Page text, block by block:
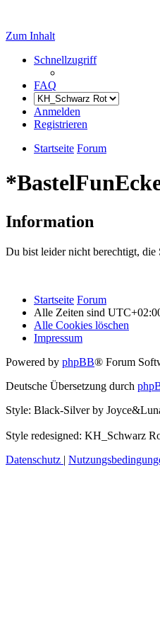
Zum Inhalt
Schnellzugriff
FAQ
Anmelden
Registrieren
Startseite Forum
Information
Du bist leider nicht berechtigt, die
Startseite Forum
Alle Zeiten sind
Alle Cookies löschen
Impressum
Powered by phpBB® Forum
Deutsche Übersetzung durch
Style: Black-Silver by
Style redesigned: KH_Schwarz
Datenschutz |